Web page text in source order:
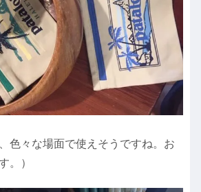
色々な場面で使えそうですね。お
。）